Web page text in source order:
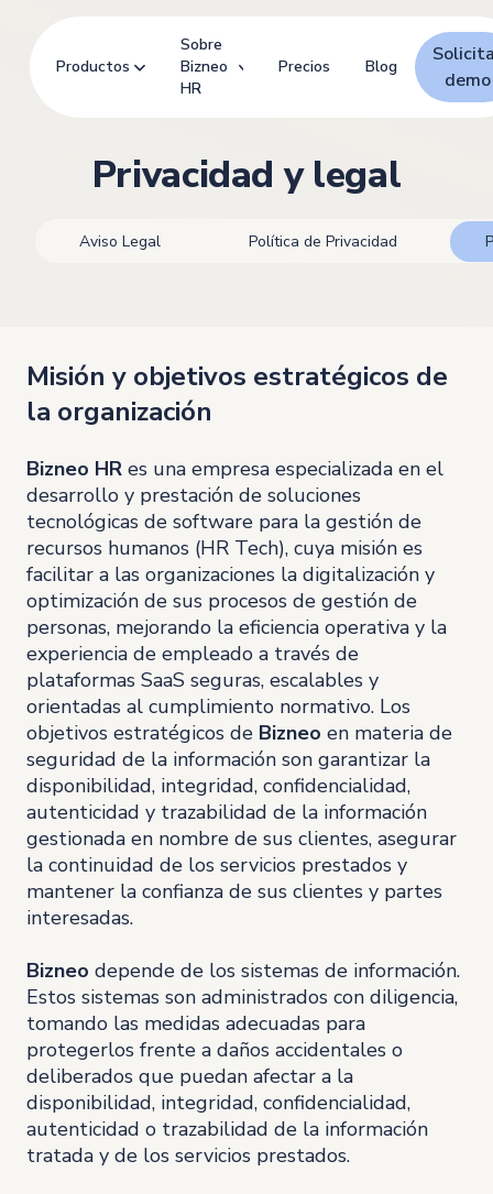
Productos
Sobre
Bizneo
HR
Precios Blog
demo
Privacidad y legal
Aviso Legal Política de Privacidad
Misión y objetivos estratégicos de
la organización
Bizneo HR es una empresa especializada en el
desarrollo y prestación de soluciones
tecnológicas de software para la gestión de
recursos humanos (HR Tech), cuya misión es
facilitar a las organizaciones la digitalización y
optimización de sus procesos de gestión de
personas, mejorando la eficiencia operativa y la
experiencia de empleado a través de
plataformas SaaS seguras, escalables y
orientadas al cumplimiento normativo. Los
objetivos estratégicos de Bizneo en materia de
seguridad de la información son garantizar la
disponibilidad, integridad, confidencialidad,
autenticidad y trazabilidad de la información
gestionada en nombre de sus clientes, asegurar
la continuidad de los servicios prestados y
mantener la confianza de sus clientes y partes
interesadas.
Bizneo depende de los sistemas de información.
Estos sistemas son administrados con diligencia,
tomando las medidas adecuadas para
protegerlos frente a daños accidentales o
deliberados que puedan afectar a la
disponibilidad, integridad, confidencialidad,
autenticidad o trazabilidad de la información
tratada y de los servicios prestados.